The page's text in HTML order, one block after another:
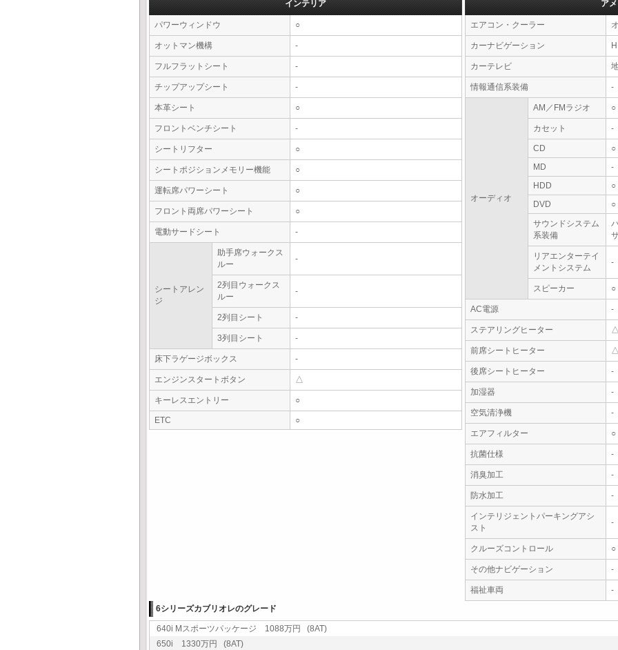
インテリア
パワーウィンドウ ○
オットマン機構 -
フルフラットシート -
チップアップシート -
本革シート ○
フロントベンチシート -
シートリフター ○
シートポジションメモリー機能 ○
運転席パワーシート ○
フロント両席パワーシート ○
電動サードシート -
シートアレン
ジ
助手席ウォークス
ルー
-
2列目ウォークス
ルー
-
2列目シート -
3列目シート -
床下ラゲージボックス -
エンジンスタートボタン △
キーレスエントリー ○
ETC ○
ア
エアコン・クーラー
カーナビゲーション
カーテレビ
情報通信系装備 -
オーディオ
AM／FMラジオ ○
カセット -
CD
○
MD
-
HDD
○
DVD
○
サウンドシステム
系装備
リアエンターテイ
メントシステム
-
スピーカー ○
AC電源 -
ステアリングヒーター
前席シートヒーター
後席シートヒーター -
加湿器 -
空気清浄機 -
エアフィルター ○
抗菌仕様 -
消臭加工 -
防水加工 -
インテリジェントパーキングアシ
スト
-
クルーズコントロール ○
その他ナビゲーション -
福祉車両
-
6シリーズカブリオレのグレード
640i Mスポーツパッケージ 1088万円 (8AT)
650i 1330万円 (8AT)